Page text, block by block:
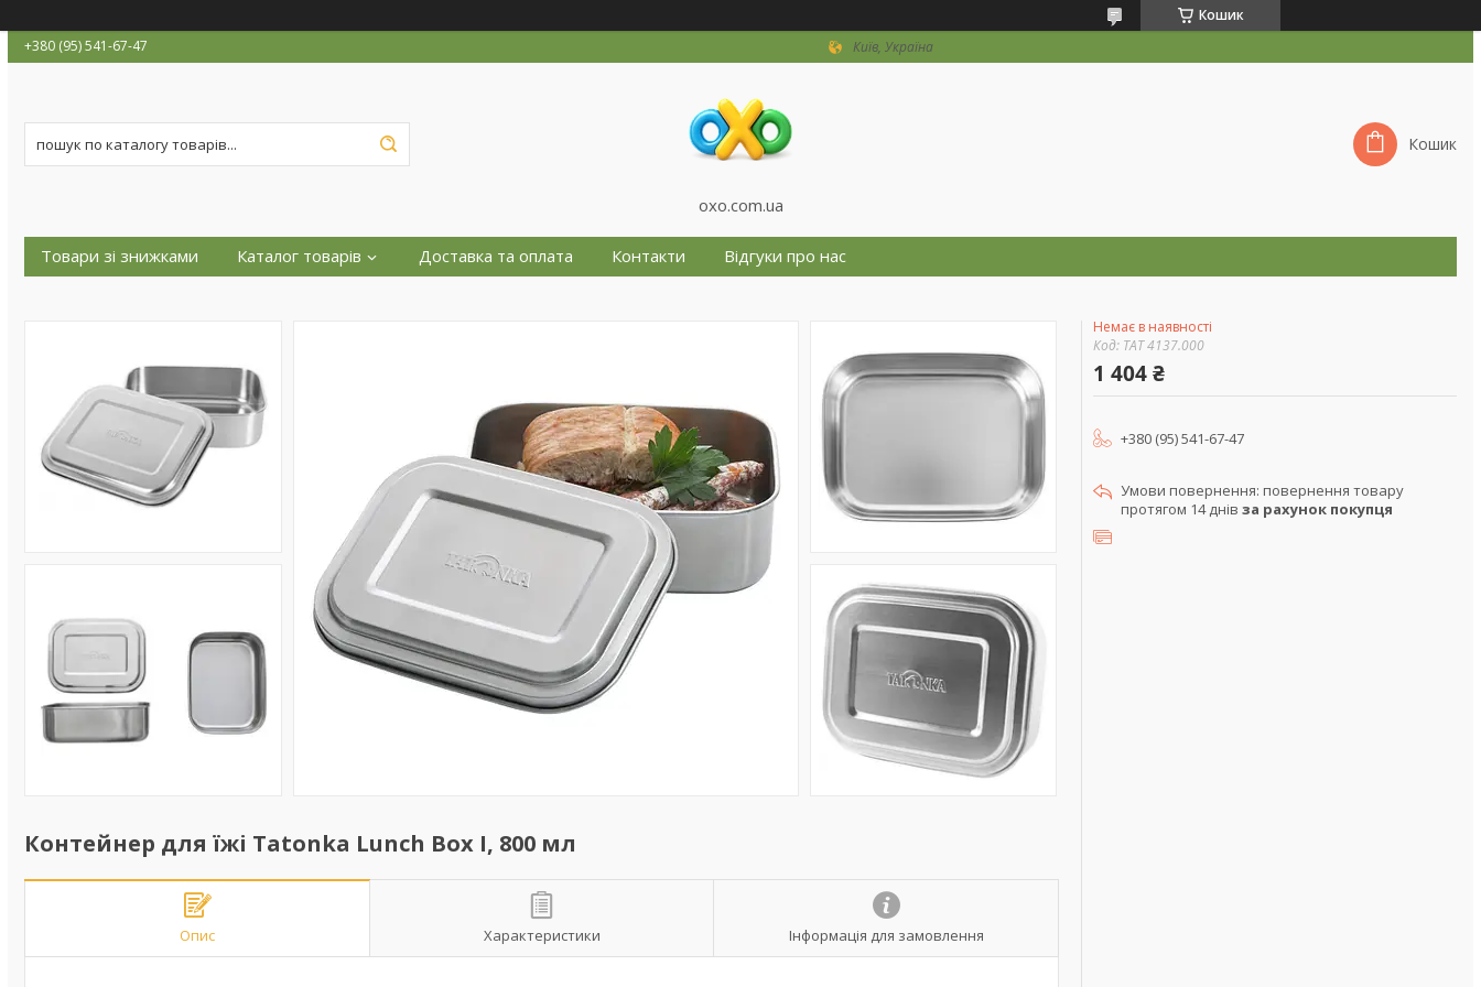
Кошик
+380 (95) 541-67-47
Київ, Україна
oxo.com.ua
Кошик
Товари зі знижками Каталог товарів Доставка та оплата Контакти Відгуки про нас
Контейнер для їжі Tatonka Lunch Box I, 800 мл
Опис Характеристики Інформація для замовлення
Немає в наявності
Код: TAT 4137.000
1 404 ₴
+380 (95) 541-67-47
повернення товару
протягом 14 днів за рахунок покупця